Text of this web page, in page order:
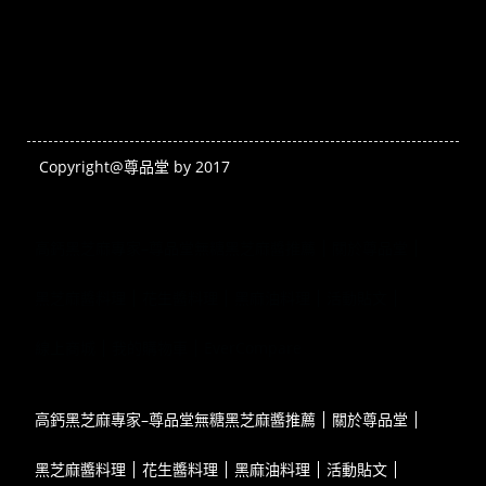
Copyright@尊品堂 by 2017
高鈣黑芝麻專家–尊品堂無糖黑芝麻醬推薦 關於尊品堂
黑芝麻醬料理 花生醬料理 黑麻油料理 活動貼文